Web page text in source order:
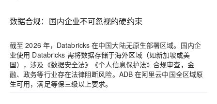
数据合规：国内企业不可忽视的硬约束
截至 2026 年，Databricks 在中国大陆无原生部署区域。国内企
业使用 Databricks 需将数据存储于海外区域（如新加坡或美
国），涉及《数据安全法》《个人信息保护法》合规审查，金
融、政务等行业存在法律阻断风险。ADB 在阿里云中国全区域原
生可用，满足等保三级以上要求。